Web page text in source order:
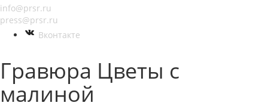
info@prsr.ru
press@prsr.ru
Вконтакте
Гравюра Цветы с
малиной